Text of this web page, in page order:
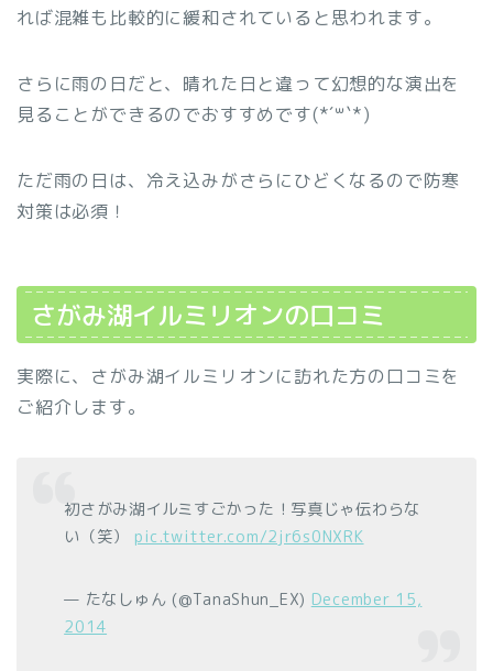
れば混雑も比較的に緩和されていると思われます。
さらに雨の日だと、晴れた日と違って幻想的な演出を
見ることができるのでおすすめです(*´꒳`*)
ただ雨の日は、冷え込みがさらにひどくなるので防寒
対策は必須！
さがみ湖イルミリオンの口コミ
実際に、さがみ湖イルミリオンに訪れた方の口コミを
ご紹介します。
初さがみ湖イルミすごかった！写真じゃ伝わらな
い（笑） pic.twitter.com/2jr6s0NXRK
— たなしゅん (@TanaShun_EX) December 15,
2014